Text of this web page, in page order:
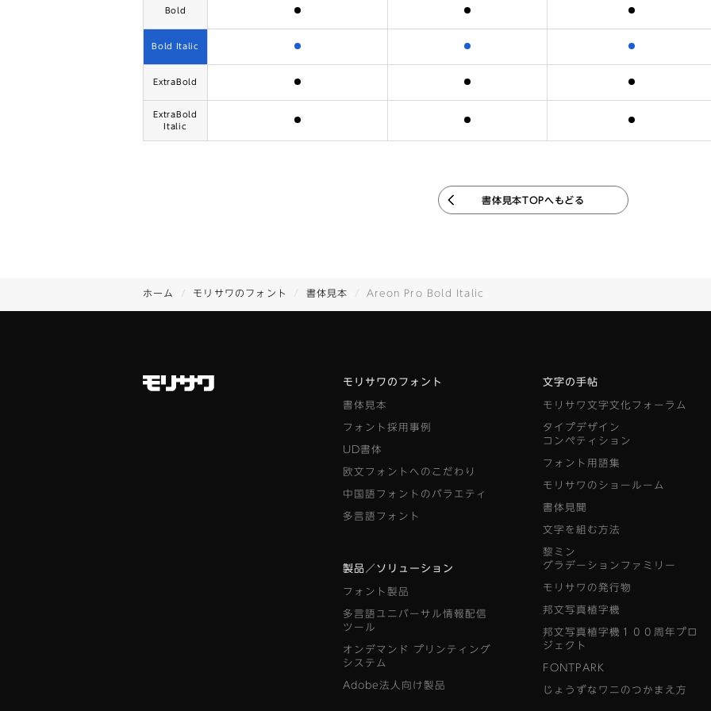
Bold
Bold Italic
ExtraBold
ExtraBold
Italic
書体見本TOPへもどる
ホーム モリサワのフォント 書体見本 Areon Pro Bold Italic
モリサワのフォント
書体見本
フォント採用事例
UD書体
欧文フォントへのこだわり
中国語フォントのバラエティ
多言語フォント
製品／ソリューション
フォント製品
多言語ユニバーサル情報配信
ツール
オンデマンド プリンティング
システム
Adobe法人向け製品
文字の手帖
モリサワ文字文化フォーラム
タイプデザイン
コンペティション
フォント用語集
モリサワのショールーム
書体見聞
文字を組む方法
黎ミン
グラデーションファミリー
モリサワの発行物
邦文写真植字機
邦文写真植字機１００周年プロ
ジェクト
FONTPARK
じょうずなワニのつかまえ方